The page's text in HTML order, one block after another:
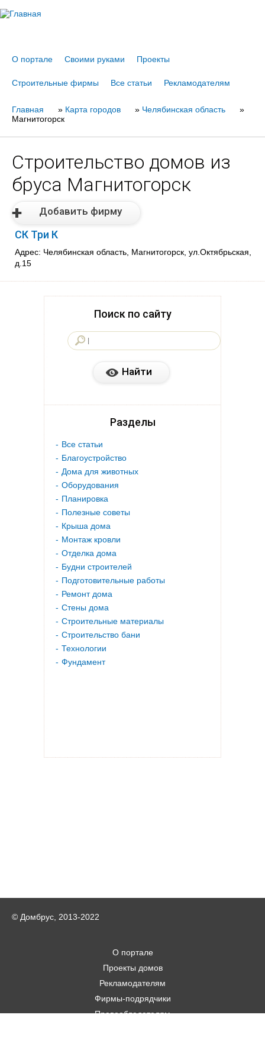
О портале Своими руками Проекты
Строительные фирмы Все статьи Рекламодателям
Вы
Главная » Карта городов » Челябинская область
»
Магнитогорск
Строительство домов из
бруса Магнитогорск
Добавить фирму
СК Три К
Адрес: Челябинская область, Магнитогорск, ул.Октябрьская,
д.15
Поиск по сайту
Разделы
Все статьи
Благоустройство
Дома для животных
Оборудования
Планировка
Полезные советы
Крыша дома
Монтаж кровли
Отделка дома
Будни строителей
Подготовительные работы
Ремонт дома
Стены дома
Строительные материалы
Строительство бани
Технологии
Фундамент
© Домбрус, 2013-2022
О портале
Проекты домов
Рекламодателям
Фирмы-подрядчики
Правообладателям